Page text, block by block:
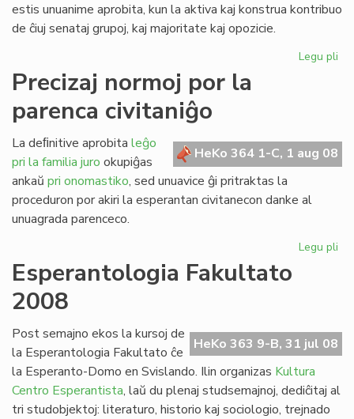
estis unuanime aprobita, kun la aktiva kaj konstrua kontribuo
de ĉiuj senataj grupoj, kaj majoritate kaj opozicie.
Legu pli
Precizaj normoj por la
parenca civitaniĝo
HeKo 364 1-C, 1 aug 08
La deﬁnitive aprobita leĝo
pri la familia juro okupiĝas
ankaŭ pri onomastiko, sed unuavice ĝi pritraktas la
proceduron por akiri la esperantan civitanecon danke al
unuagrada parenceco.
Legu pli
Esperantologia Fakultato
2008
HeKo 363 9-B, 31 jul 08
Post semajno ekos la kursoj de
la Esperantologia Fakultato ĉe
la Esperanto-Domo en Svislando. Ilin organizas Kultura
Centro Esperantista, laŭ du plenaj studsemajnoj, dediĉitaj al
tri studobjektoj: literaturo, historio kaj sociologio, trejnado